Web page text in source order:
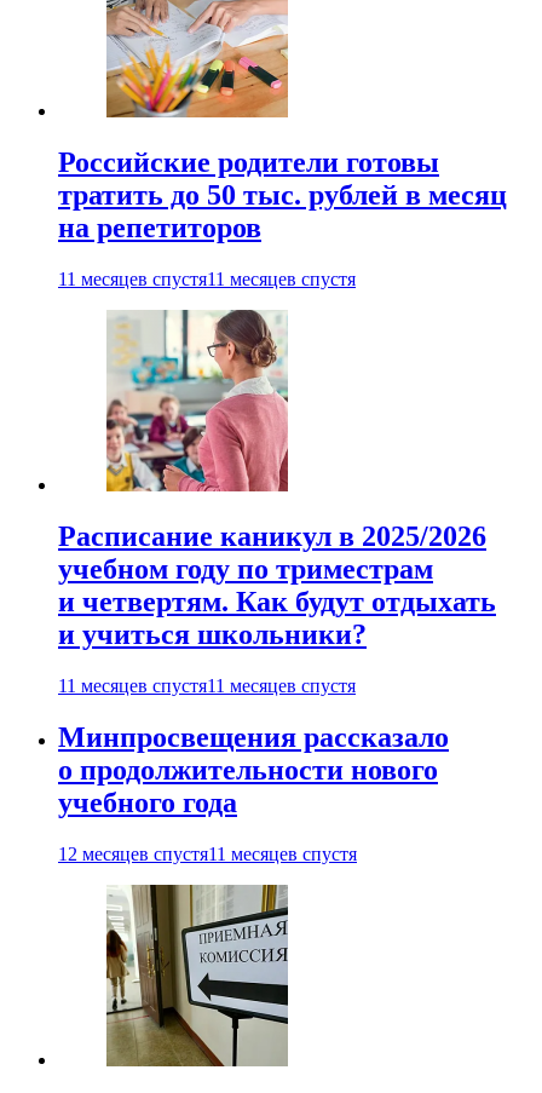
Российские родители готовы
тратить до 50 тыс. рублей в месяц
на репетиторов
11 месяцев спустя11 месяцев спустя
Расписание каникул в 2025/2026
учебном году по триместрам
и четвертям. Как будут отдыхать
и учиться школьники?
11 месяцев спустя11 месяцев спустя
Минпросвещения рассказало
о продолжительности нового
учебного года
12 месяцев спустя11 месяцев спустя